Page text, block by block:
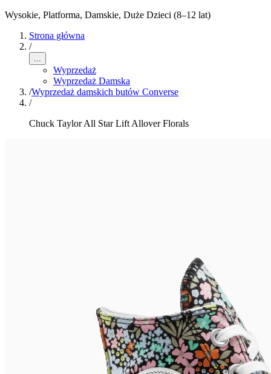
Wysokie, Platforma, Damskie, Duże Dzieci (8–12 lat)
Strona główna
/
...
Wyprzedaż
Wyprzedaż Damska
/Wyprzedaż damskich butów Converse
/
Chuck Taylor All Star Lift Allover Florals